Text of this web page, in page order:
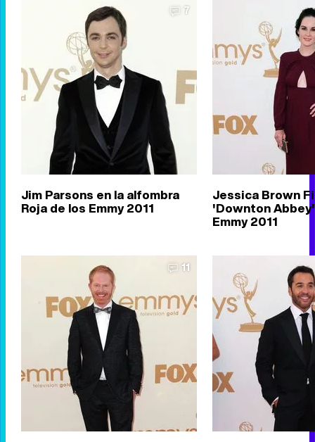
7
Jim Parsons en la alfombra
Roja de los Emmy 2011
Jessica Brown
'Downton
Emmy 2011
11